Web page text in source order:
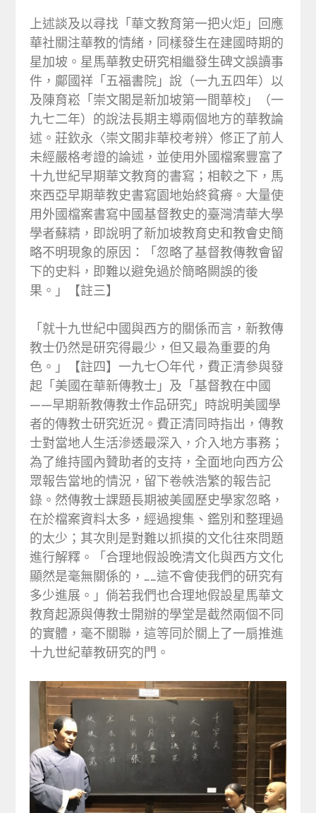
上述談及以尋找「華文教育第一把火炬」回應
華社關注華教的情緒，同樣發生在建國時期的
星加坡。星馬華教史研究相繼發生碑文誤讀事
件，鄺國祥「五福書院」說（一九五四年）以
及陳育崧「崇文閣是新加坡第一間華校」（一
九七二年）的說法長期主導兩個地方的華教論
述。莊欽永〈崇文閣非華校考辨〉修正了前人
未經嚴格考證的論述，並使用外國檔案豐富了
十九世紀早期華文教育的書寫；相較之下，馬
來西亞早期華教史書寫園地始終貧瘠。大量使
用外國檔案書寫中國基督教史的臺灣清華大學
學者蘇精，即說明了新加坡教育史和教會史簡
略不明現象的原因：「忽略了基督教傳教會留
下的史料，即難以避免過於簡略闕誤的後
果。」【註三】
「就十九世紀中國與西方的關係而言，新教傳
教士仍然是研究得最少，但又最為重要的角
色。」【註四】一九七〇年代，費正清參與發
起「美國在華新傳教士」及「基督教在中國
——早期新教傳教士作品研究」時說明美國學
者的傳教士研究近況。費正清同時指出，傳教
士對當地人生活滲透最深入，介入地方事務；
為了維持國內贊助者的支持，全面地向西方公
眾報告當地的情況，留下卷帙浩繁的報告記
錄。然傳教士課題長期被美國歷史學家忽略，
在於檔案資料太多，經過搜集、鑑別和整理過
的太少；其次則是對難以抓摸的文化往來問題
進行解釋。「合理地假設晚清文化與西方文化
顯然是毫無關係的，……這不會使我們的研究有
多少進展。」倘若我們也合理地假設星馬華文
教育起源與傳教士開辦的學堂是截然兩個不同
的實體，毫不關聯，這等同於關上了一扇推進
十九世紀華教研究的門。